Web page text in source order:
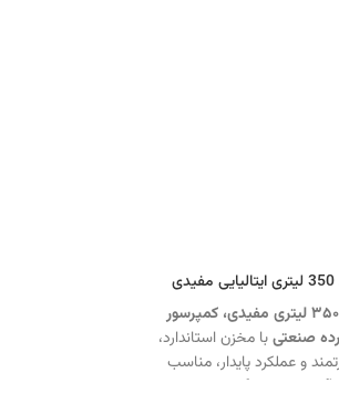
کمپرسور
صنعتیبا مخزن استاندارد،
و عملکرد پایدار، مناسب
آپاراتی‌ها و کارگاه‌های صنعتی.